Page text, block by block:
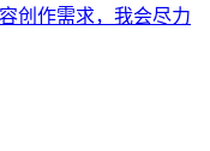
创作需求，我会尽力